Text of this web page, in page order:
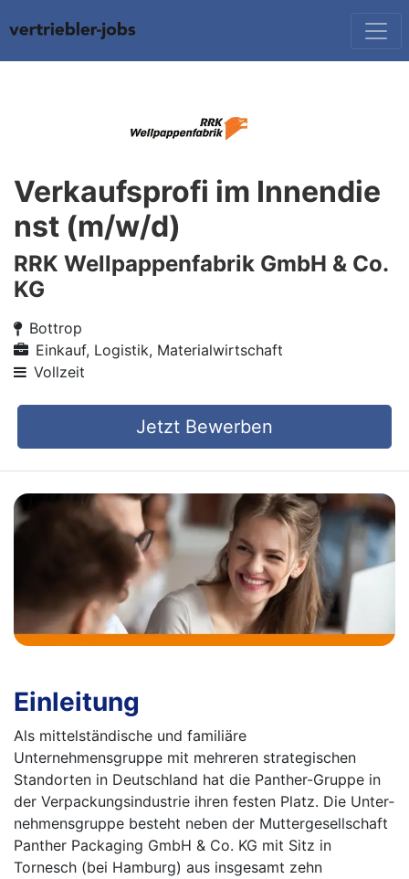
Verkaufsprofi im Innendie
nst (m/w/d)
RRK Wellpappenfabrik GmbH & Co.
KG
Bottrop
Einkauf, Logistik, Materialwirtschaft
Vollzeit
Jetzt Bewerben
Einleitung
Als mittelständische und familiäre
Unternehmensgruppe mit mehreren strategischen
Standorten in Deutschland hat die Panther-Gruppe in
der Verpackungsindustrie ihren festen Platz. Die Unter­
neh­mens­gruppe besteht neben der Muttergesellschaft
Panther Packaging GmbH & Co. KG mit Sitz in
Tornesch (bei Hamburg) aus insgesamt zehn